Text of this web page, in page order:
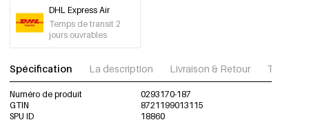
DHL Express Air
Temps de transit 2
jours ouvrables
Spécification La description Livraison & Retour
Numéro de produit
0293170-187
GTIN
8721199013115
SPU ID
18860